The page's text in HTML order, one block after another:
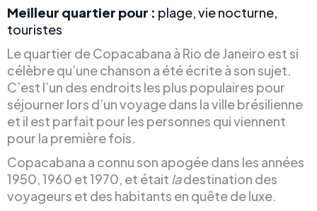
Meilleur quartier pour : plage, vie nocturne,
touristes
Le quartier de Copacabana à Rio de Janeiro est si
célèbre qu’une chanson a été écrite à son sujet.
C’est l’un des endroits les plus populaires pour
séjourner lors d’un voyage dans la ville brésilienne
et il est parfait pour les personnes qui viennent
pour la première fois.
Copacabana a connu son apogée dans les années
1950, 1960 et 1970, et était ladestination des
voyageurs et des habitants en quête de luxe.